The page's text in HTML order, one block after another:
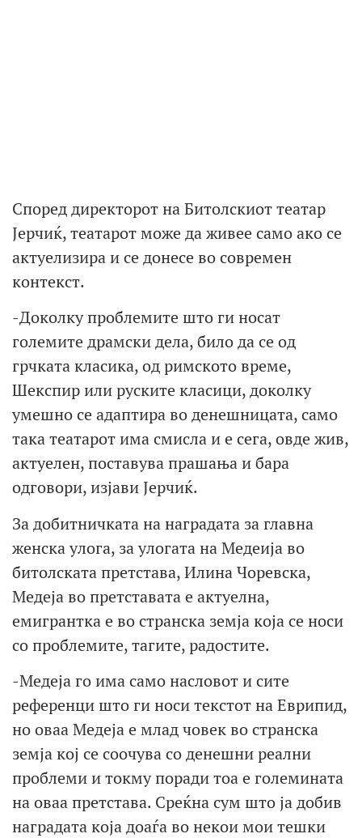
Според директорот на Битолскиот театар
Јерчиќ, театарот може да живее само ако се
актуелизира и се донесе во современ
контекст.
-Доколку проблемите што ги носат
големите драмски дела, било да се од
грчката класика, од римското време,
Шекспир или руските класици, доколку
умешно се адаптира во денешницата, само
така театарот има смисла и е сега, овде жив,
актуелен, поставува прашања и бара
одговори, изјави Јерчиќ.
За добитничката на наградата за главна
женска улога, за улогата на Медеија во
битолската претстава, Илина Чоревска,
Медеја во претставата е актуелна,
емигрантка е во странска земја која се носи
со проблемите, тагите, радостите.
-Медеја го има само насловот и сите
референци што ги носи текстот на Еврипид,
но оваа Медеја е млад човек во странска
земја кој се соочува со денешни реални
проблеми и токму поради тоа е големината
на оваа претстава. Среќна сум што ја добив
наградата која доаѓа во некои мои тешки